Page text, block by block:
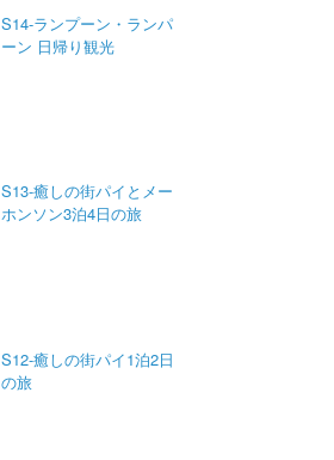
S14-ランプーン・ランパ
ーン 日帰り観光
S13-癒しの街パイとメー
ホンソン3泊4日の旅
S12-癒しの街パイ1泊2日
の旅